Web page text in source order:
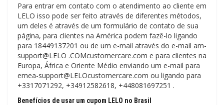
Para entrar em contato com o atendimento ao cliente em
LELO isso pode ser feito através de diferentes métodos,
um deles é através de um formulário de contato de sua
página, para clientes na América podem fazê-lo ligando
para 18449137201 ou de um e-mail através do e-mail am-
support@LELO .COMcustomercare.com e para clientes na
Europa, África e Oriente Médio enviando um e-mail para
emea-support@LELOcustomercare.com ou ligando para
+3317071292, +34912582618, +448081697251 .
Benefícios de usar um cupom LELO no Brasil